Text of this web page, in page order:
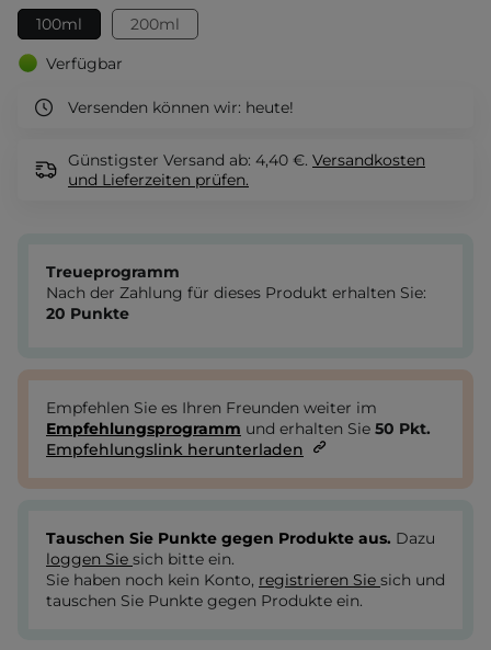
100ml
200ml
Verfügbar
Versenden können wir: heute!
Günstigster Versand ab: 4,40 €. Versandkosten
und Lieferzeiten prüfen.
Treueprogramm
Nach der Zahlung für dieses Produkt erhalten Sie:
20 Punkte
Empfehlen Sie es Ihren Freunden weiter im
Empfehlungsprogramm und erhalten Sie 50 Pkt.
Empfehlungslink herunterladen
Tauschen Sie Punkte gegen Produkte aus. Dazu
loggen Sie sich bitte ein.
Sie haben noch kein Konto, registrieren Sie sich und
tauschen Sie Punkte gegen Produkte ein.